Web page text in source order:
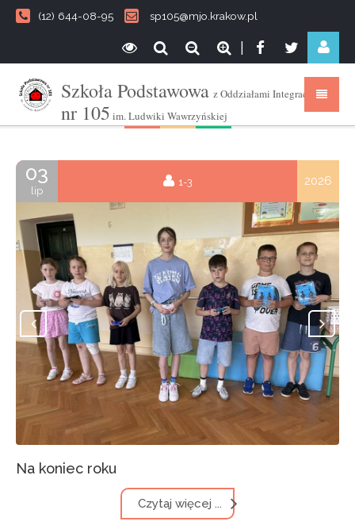
(12) 644-08-95 sp105@mjo.krakow.pl
Szkoła Podstawowa z Oddziałami Integracyjnymi
nr 105 im. Ludwiki Wawrzyńskiej
03
lip
1-3 2026
Na koniec roku
Czytaj więcej ...